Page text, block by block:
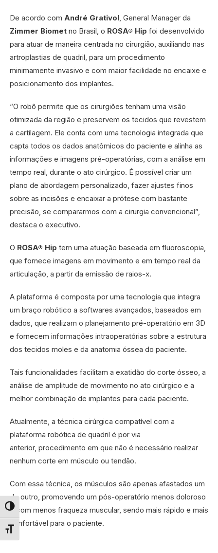
Alternar alto contraste
Alternar tamanho da fonte
De acordo com André Grativol , General Manager da
Zimmer Biomet no Brasil, o ROSA® Hip foi desenvolvido
para atuar de maneira centrada no cirurgião, auxiliando nas
artroplastias de quadril, para um procedimento
minimamente invasivo e com maior facilidade no encaixe e
posicionamento dos implantes.
“O robô permite que os cirurgiões tenham uma visão
otimizada da região e preservem os tecidos que revestem
a cartilagem. Ele conta com uma tecnologia integrada que
capta todos os dados anatômicos do paciente e alinha as
informações e imagens pré-operatórias, com a análise em
tempo real, durante o ato cirúrgico. É possível criar um
plano de abordagem personalizado, fazer ajustes finos
sobre as incisões e encaixar a prótese com bastante
precisão, se compararmos com a cirurgia convencional”,
destaca o executivo.
O ROSA® Hip tem uma atuação baseada em fluoroscopia,
que fornece imagens em movimento e em tempo real da
articulação, a partir da emissão de raios-x.
A plataforma é composta por uma tecnologia que integra
um braço robótico a softwares avançados, baseados em
dados, que realizam o planejamento pré-operatório em 3D
e fornecem informações intraoperatórias sobre a estrutura
dos tecidos moles e da anatomia óssea do paciente.
Tais funcionalidades facilitam a exatidão do corte ósseo, a
análise de amplitude de movimento no ato cirúrgico e a
melhor combinação de implantes para cada paciente.
Atualmente, a técnica cirúrgica compatível com a
plataforma robótica de quadril é por via
anterior, procedimento em que não é necessário realizar
nenhum corte em músculo ou tendão.
Com essa técnica, os músculos são apenas afastados um
do outro, promovendo um pós-operatório menos doloroso
e com menos fraqueza muscular, sendo mais rápido e mais
confortável para o paciente.